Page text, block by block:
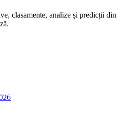
clasamente, analize și predicții din